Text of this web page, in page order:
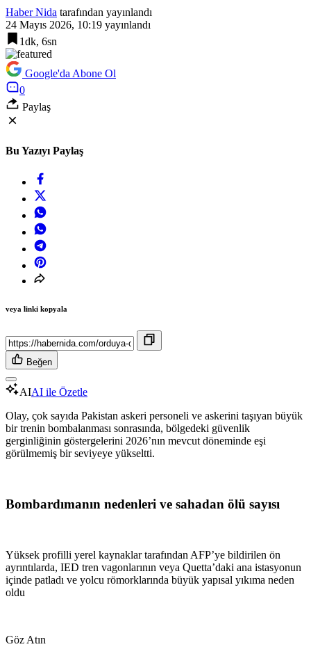
Haber Nida tarafından yayınlandı
24 Mayıs 2026, 10:19 yayınlandı
1dk, 6sn
Google'da Abone Ol
0
Paylaş
Bu Yazıyı Paylaş
veya linki kopyala
Beğen
AIAI ile Özetle
Olay, çok sayıda Pakistan askeri personeli ve askerini taşıyan büyük
bir trenin bombalanması sonrasında, bölgedeki güvenlik
gerginliğinin göstergelerini 2026’nın mevcut döneminde eşi
görülmemiş bir seviyeye yükseltti.
Bombardımanın nedenleri ve sahadan ölü sayısı
Yüksek profilli yerel kaynaklar tarafından AFP’ye bildirilen ön
ayrıntılarda, IED tren vagonlarının veya Quetta’daki ana istasyonun
içinde patladı ve yolcu römorklarında büyük yapısal yıkıma neden
oldu
Göz Atın